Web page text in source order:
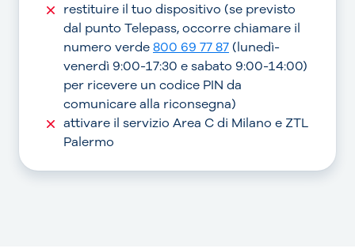
restituire il tuo dispositivo (se previsto
dal punto Telepass, occorre chiamare il
numero verde800 69 77 87(lunedì-
venerdì 9:00-17:30 e sabato 9:00-14:00)
per ricevere un codice PIN da
comunicare alla riconsegna)
attivare il servizio Area C di Milano e ZTL
Palermo